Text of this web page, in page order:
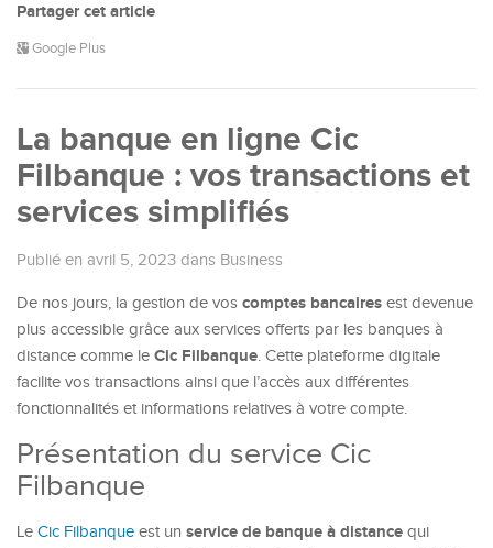
Partager cet article
Google Plus
La banque en ligne Cic
Filbanque : vos transactions et
services simplifiés
Publié en avril 5, 2023 dans Business
De nos jours, la gestion de vos comptes bancaires est devenue
plus accessible grâce aux services offerts par les banques à
distance comme le Cic Filbanque. Cette plateforme digitale
facilite vos transactions ainsi que l’accès aux différentes
fonctionnalités et informations relatives à votre compte.
Présentation du service Cic
Filbanque
Le Cic Filbanque est un service de banque à distance qui